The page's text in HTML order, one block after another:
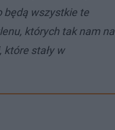
będą wszystkie te
których tak nam na
które stały w